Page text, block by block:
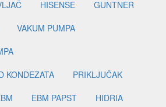
HISENSE
GUNTNER
VAKUM PUMPA
KONDEZATA
PRIKLJUČAK
EBM PAPST
HIDRIA